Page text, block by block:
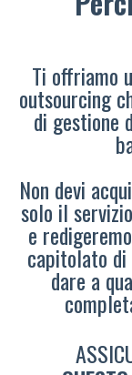
Ti offriamo
outsourcing
di gestione
Non devi
solo il
e
capitolato
dare a